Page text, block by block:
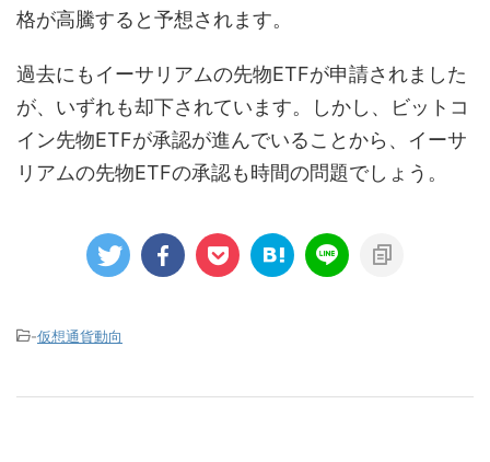
格が高騰すると予想されます。
過去にもイーサリアムの先物ETFが申請されました
が、いずれも却下されています。しかし、ビットコ
イン先物ETFが承認が進んでいることから、イーサ
リアムの先物ETFの承認も時間の問題でしょう。
-仮想通貨動向